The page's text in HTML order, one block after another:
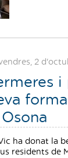
2
i
ha donat la
residents de